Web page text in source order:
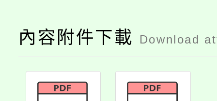
內容附件下載 Download